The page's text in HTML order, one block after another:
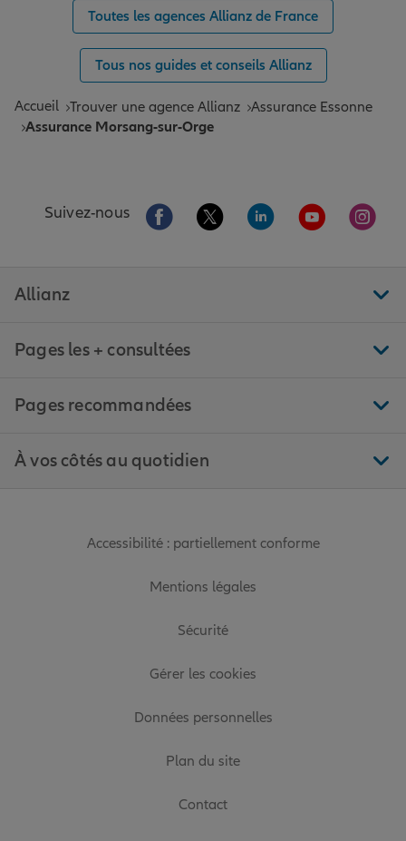
Toutes les agences Allianz de France
Tous nos guides et conseils Allianz
Accueil Trouver une agence Allianz Assurance Essonne
Assurance Morsang-sur-Orge
Suivez-nous Aller sur la page Facebook de Allianz
Aller sur la page Twitter de
Aller sur la page
Aller sur la
Aller
Allianz
Pages les + consultées
Pages recommandées
À vos côtés au quotidien
Accessibilité : partiellement conforme
Mentions légales
Sécurité
Gérer les cookies
Données personnelles
Plan du site
Contact